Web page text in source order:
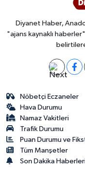
Diyanet Haber,
"ajans kaynaklı
Nöbetçi Eczaneler
Hava Durumu
Namaz Vakitleri
Trafik Durumu
Puan Durumu ve
Tüm Manşetler
Son Dakika